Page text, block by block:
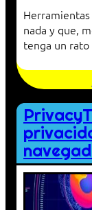
nada y que,
tenga un